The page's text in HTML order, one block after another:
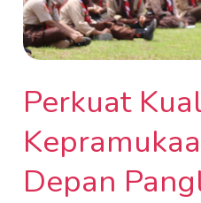
Perkuat
Depan
Gelar
Latihan
Gabungan
Pelatih
Kwarcab
Kotawaringin
Timur